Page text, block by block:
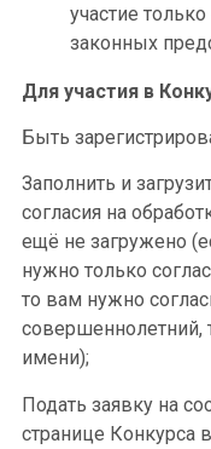
участие
законных
Для участия в
Быть
Заполнить и
согласия на
ещё не загружено
нужно только
то вам нужно
совершеннолетний,
имени);
Подать заявку на
странице Конкурса